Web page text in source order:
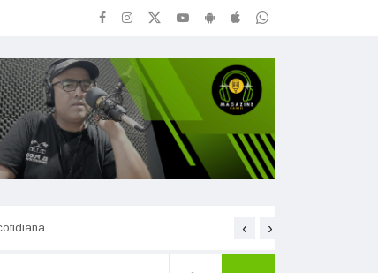
Soledad Pastorutti
‹ ›